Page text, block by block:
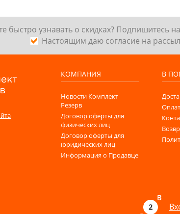
быстро узнавать о скидках? Подпишитесь
Наcтоящим даю согласие на
КОМПАНИЯ
Новости Комплект
Резерв
Договор оферты для
физических лиц
Договор оферты для
юридических лиц
Информация о Продавце
В
2
B